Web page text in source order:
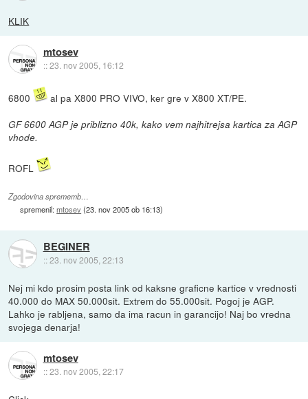
KLIK
mtosev
::23. nov 2005, 16:12
6800 al pa X800 PRO VIVO, ker gre v X800 XT/PE.
GF 6600 AGP je priblizno 40k, kako vem najhitrejsa kartica za AGP
vhode.
ROFL
Zgodovina sprememb…
spremenil:mtosev(23. nov 2005 ob 16:13)
BEGINER
::23. nov 2005, 22:13
Nej mi kdo prosim posta link od kaksne graficne kartice v vrednosti
40.000 do MAX 50.000sit. Extrem do 55.000sit. Pogoj je AGP.
Lahko je rabljena, samo da ima racun in garancijo! Naj bo vredna
svojega denarja!
mtosev
::23. nov 2005, 22:17